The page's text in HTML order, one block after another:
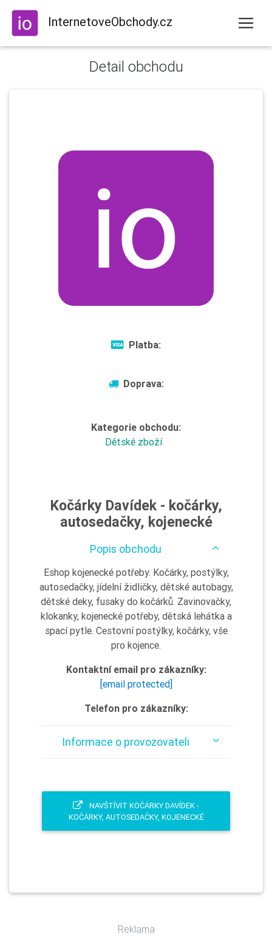
InternetoveObchody.cz
Detail obchodu
Platba:
Doprava:
Kategorie obchodu:
Dětské zboží
Kočárky Davídek - kočárky,
autosedačky, kojenecké
Popis obchodu
Eshop kojenecké potřeby. Kočárky, postýlky,
autosedačky, jídelní židličky, dětské autobagy,
dětské deky, fusaky do kočárků. Zavinovačky,
klokanky, kojenecké potřeby, dětská lehátka a
spací pytle. Cestovní postýlky, kočárky, vše
pro kojence.
Kontaktní email pro zákazníky:
[email protected]
Telefon pro zákazníky:
Informace o provozovateli
NAVŠTÍVIT KOČÁRKY DAVÍDEK -
KOČÁRKY, AUTOSEDAČKY, KOJENECKÉ
Reklama